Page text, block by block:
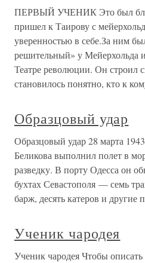
ПЕРВЫЙ УЧЕНИК Это был
пришел к Таирову с
уверенностью в себе.За ним
решительный» у Мейерхольда
Театре революции. Он строил
становилось понятно, кто к
Образцовый удар
Образцовый удар 28 марта
Беликова выполнил полет в
разведку. В порту Одесса он
бухтах Севастополя — семь
барж, десять катеров и другие
Ученик чародея
Ученик чародея Чтобы